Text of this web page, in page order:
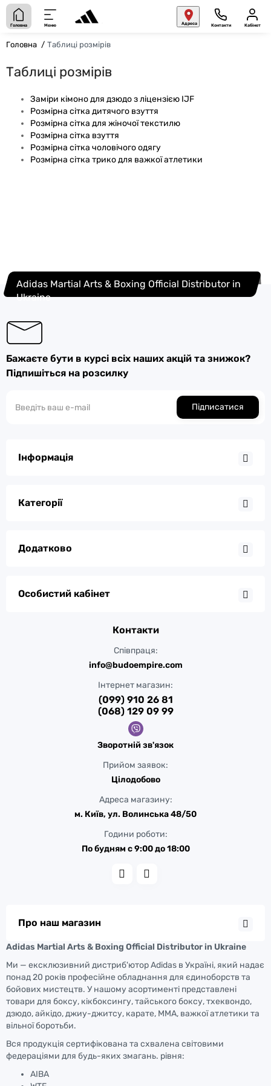
Головна Меню Адреса Контакти Кабінет
Головна Таблиці розмірів
Таблиці розмірів
Заміри кімоно для дзюдо з ліцензією IJF
Розмірна сітка дитячого взуття
Розмірна сітка для жіночої текстилю
Розмірна сітка взуття
Розмірна сітка чоловічого одягу
Розмірна сітка трико для важкої атлетики
Adidas Martial Arts & Boxing Official Distributor in
Ukraine
Бажаєте бути в курсі всіх наших акцій та знижок?
Підпишіться на розсилку
Підписатися
Інформація
Категорії
Додатково
Особистий кабінет
Контакти
Співпраця:
info@budoempire.com
Інтернет магазин:
(099) 910 26 81
(068) 129 09 99
Зворотній зв'язок
Прийом заявок:
Цілодобово
Адреса магазину:
м. Київ, ул. Волинська 48/50
Години роботи:
По будням с 9:00 до 18:00
Про наш магазин
Adidas Martial Arts & Boxing Official Distributor in Ukraine
Ми — ексклюзивний дистриб'ютор Adidas в Україні, який надає
понад 20 років професійне обладнання для єдиноборств та
бойових мистецтв. У нашому асортименті представлені
товари для боксу, кікбоксингу, тайського боксу, тхеквондо,
дзюдо, айкідо, джиу-джитсу, карате, ММА, важкої атлетики та
вільної боротьби.
Вся продукція сертифікована та схвалена світовими
федераціями для будь-яких змагань. рівня:
AIBA